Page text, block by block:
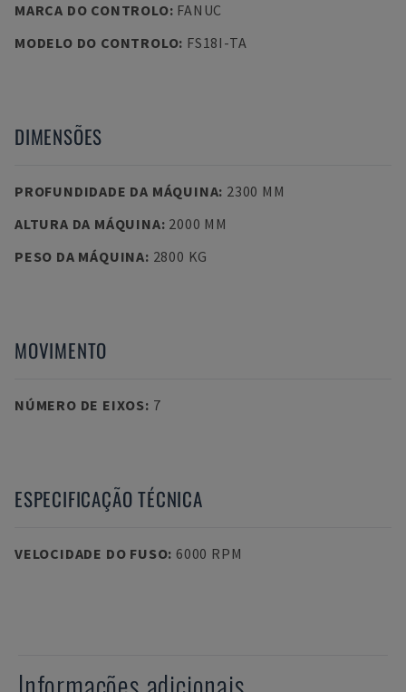
MARCA DO CONTROLO: FANUC
MODELO DO CONTROLO: FS18I-TA
DIMENSÕES
PROFUNDIDADE DA MÁQUINA: 2300 MM
ALTURA DA MÁQUINA: 2000 MM
PESO DA MÁQUINA: 2800 KG
MOVIMENTO
NÚMERO DE EIXOS: 7
ESPECIFICAÇÃO TÉCNICA
VELOCIDADE DO FUSO: 6000 RPM